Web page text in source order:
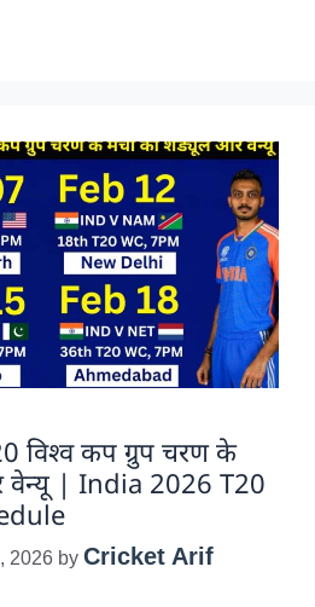
विश्व कप ग्रुप चरण के
| India 2026 T20
2026 by Cricket Arif